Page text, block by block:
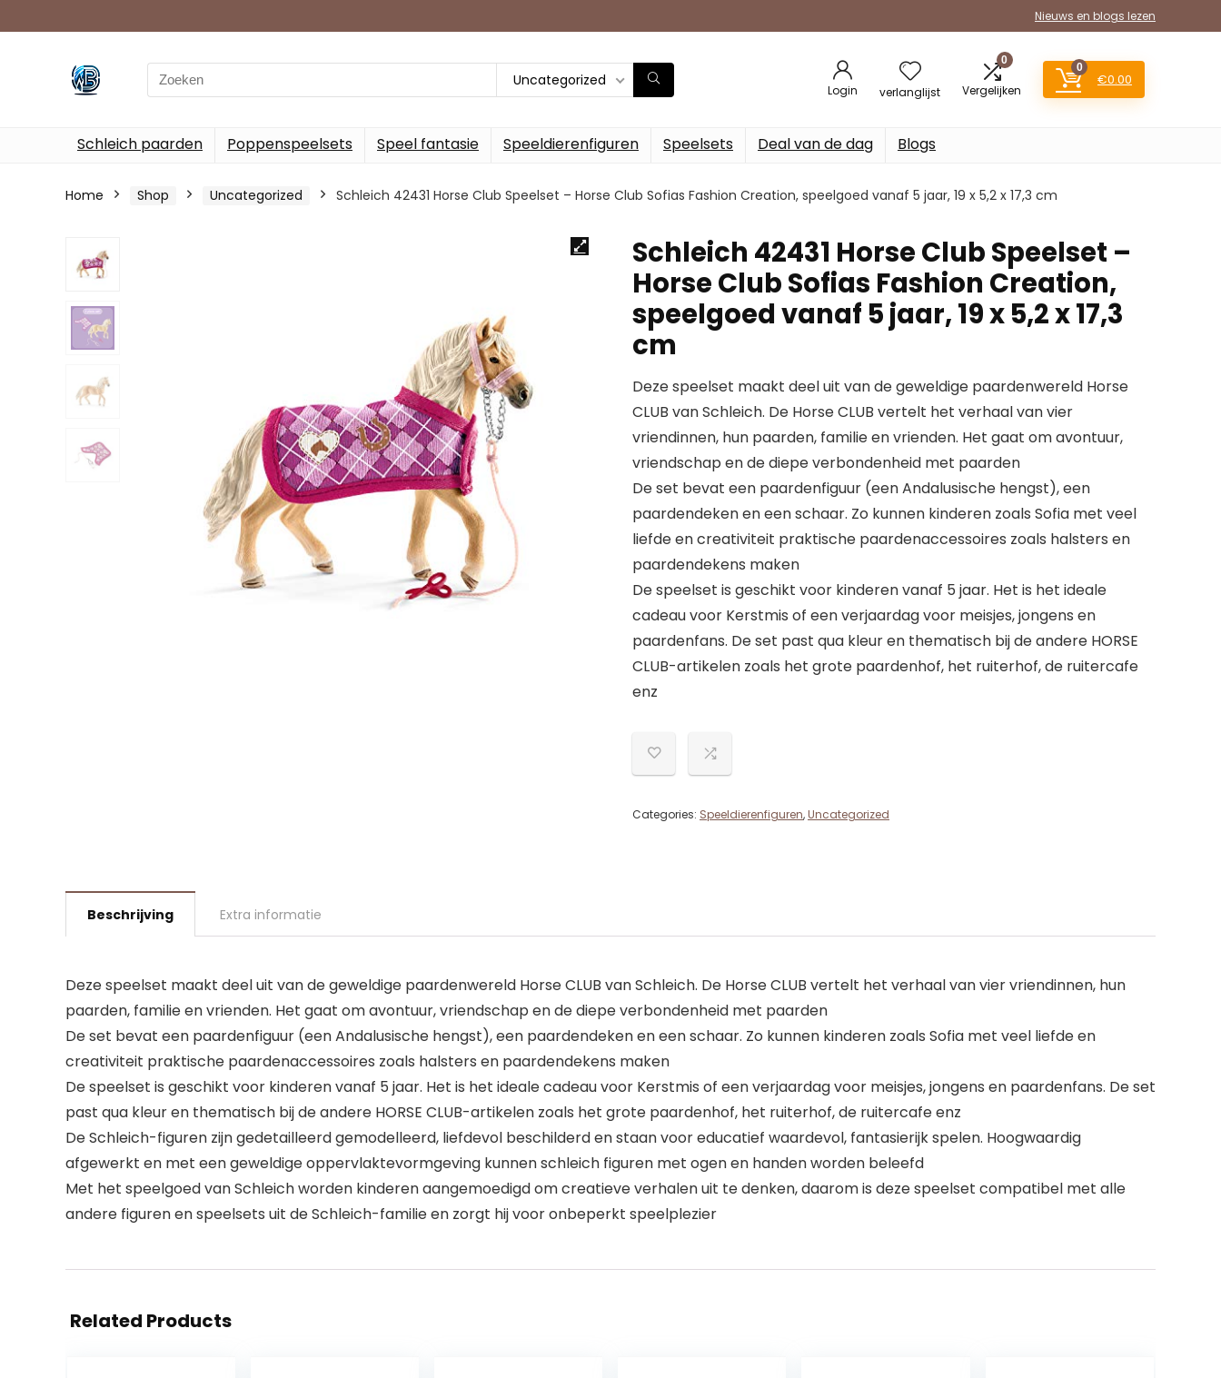
Nieuws en blogs lezen
Search
for:
Uncategorized
Login verlanglijst
0
Vergelijken
0
€0.00
Schleich paarden Poppenspeelsets Speel fantasie Speeldierenfiguren Speelsets Deal van de dag Blogs
Home Shop Uncategorized Schleich 42431 Horse Club Speelset – Horse Club Sofias Fashion Creation, speelgoed vanaf 5 jaar, 19 x 5,2 x 17,3 cm
Schleich 42431 Horse Club Speelset –
Horse Club Sofias Fashion Creation,
speelgoed vanaf 5 jaar, 19 x 5,2 x 17,3
cm
Deze speelset maakt deel uit van de geweldige paardenwereld Horse
CLUB van Schleich. De Horse CLUB vertelt het verhaal van vier
vriendinnen, hun paarden, familie en vrienden. Het gaat om avontuur,
vriendschap en de diepe verbondenheid met paarden
De set bevat een paardenfiguur (een Andalusische hengst), een
paardendeken en een schaar. Zo kunnen kinderen zoals Sofia met veel
liefde en creativiteit praktische paardenaccessoires zoals halsters en
paardendekens maken
De speelset is geschikt voor kinderen vanaf 5 jaar. Het is het ideale
cadeau voor Kerstmis of een verjaardag voor meisjes, jongens en
paardenfans. De set past qua kleur en thematisch bij de andere HORSE
CLUB-artikelen zoals het grote paardenhof, het ruiterhof, de ruitercafe
enz
Categories: Speeldierenfiguren,Uncategorized
Beschrijving Extra informatie
Deze speelset maakt deel uit van de geweldige paardenwereld Horse CLUB van Schleich. De Horse CLUB vertelt het verhaal van vier vriendinnen, hun
paarden, familie en vrienden. Het gaat om avontuur, vriendschap en de diepe verbondenheid met paarden
De set bevat een paardenfiguur (een Andalusische hengst), een paardendeken en een schaar. Zo kunnen kinderen zoals Sofia met veel liefde en
creativiteit praktische paardenaccessoires zoals halsters en paardendekens maken
De speelset is geschikt voor kinderen vanaf 5 jaar. Het is het ideale cadeau voor Kerstmis of een verjaardag voor meisjes, jongens en paardenfans. De set
past qua kleur en thematisch bij de andere HORSE CLUB-artikelen zoals het grote paardenhof, het ruiterhof, de ruitercafe enz
De Schleich-figuren zijn gedetailleerd gemodelleerd, liefdevol beschilderd en staan voor educatief waardevol, fantasierijk spelen. Hoogwaardig
afgewerkt en met een geweldige oppervlaktevormgeving kunnen schleich figuren met ogen en handen worden beleefd
Met het speelgoed van Schleich worden kinderen aangemoedigd om creatieve verhalen uit te denken, daarom is deze speelset compatibel met alle
andere figuren en speelsets uit de Schleich-familie en zorgt hij voor onbeperkt speelplezier
Related Products